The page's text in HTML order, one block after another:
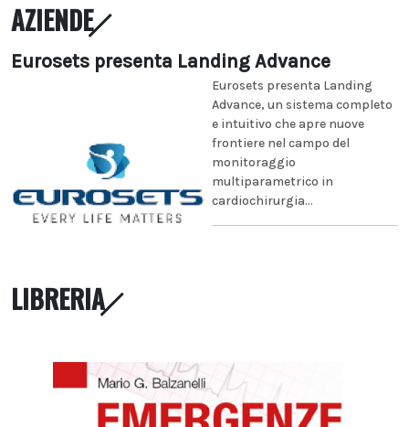
AZIENDE
Eurosets presenta Landing Advance
Eurosets presenta Landing
Advance, un sistema completo
e intuitivo che apre nuove
frontiere nel campo del
monitoraggio
multiparametrico in
cardiochirurgia...
LIBRERIA